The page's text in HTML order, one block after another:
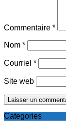
Commentaire *
Nom *
Courriel *
Site web
Categories